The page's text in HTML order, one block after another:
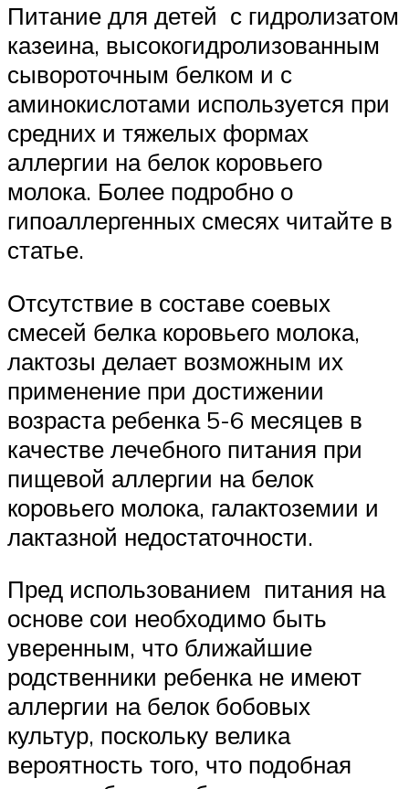
Питание для детей с гидролизатом
казеина, высокогидролизованным
сывороточным белком и с
аминокислотами используется при
средних и тяжелых формах
аллергии на белок коровьего
молока. Более подробно о
гипоаллергенных смесях читайте в
статье.
Отсутствие в составе соевых
смесей белка коровьего молока,
лактозы делает возможным их
применение при достижении
возраста ребенка 5-6 месяцев в
качестве лечебного питания при
пищевой аллергии на белок
коровьего молока, галактоземии и
лактазной недостаточности.
Пред использованием питания на
основе сои необходимо быть
уверенным, что ближайшие
родственники ребенка не имеют
аллергии на белок бобовых
культур, поскольку велика
вероятность того, что подобная